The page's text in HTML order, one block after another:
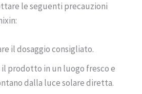
le seguenti precauzioni
il dosaggio consigliato.
il prodotto in un luogo fresco e
dalla luce solare diretta.